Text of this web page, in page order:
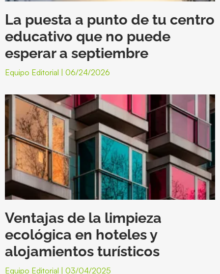
La puesta a punto de tu centro
educativo que no puede
esperar a septiembre
Equipo Editorial 06/24/2026
Ventajas de la limpieza
ecológica en hoteles y
alojamientos turísticos
Equipo Editorial 03/04/2025